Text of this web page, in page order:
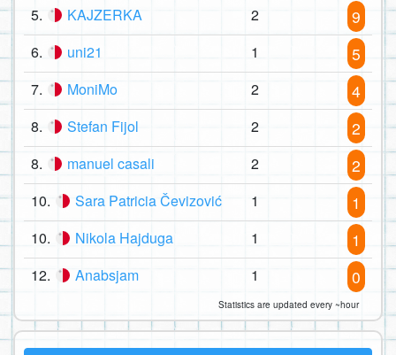
5. KAJZERKA 2 9
6. uni21 1 5
7. MoniMo 2 4
8. Stefan Fijol 2 2
8. manuel casali 2 2
10. Sara Patricia Čevizović 1 1
10. Nikola Hajduga 1 1
12. Anabsjam 1 0
Statistics are updated every ~hour